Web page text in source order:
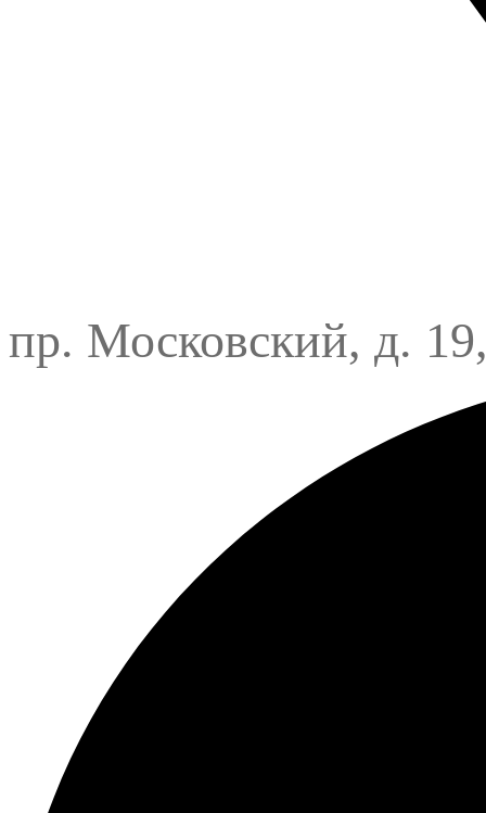
пр. Московский, д.